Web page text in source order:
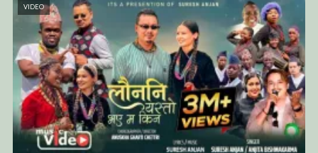
VIDEO